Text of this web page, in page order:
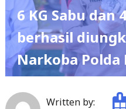
6 KG Sabu dan
berhasil
Narkoba Polda
Written by: